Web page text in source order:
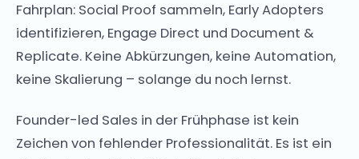
Fahrplan: Social Proof sammeln, Early Adopters
identifizieren, Engage Direct und Document &
Replicate. Keine Abkürzungen, keine Automation,
keine Skalierung – solange du noch lernst.
Founder-led Sales in der Frühphase ist kein
Zeichen von fehlender Professionalität. Es ist ein